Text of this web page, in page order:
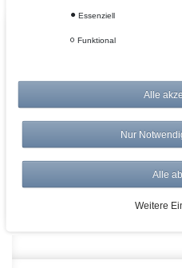
Vom Profi für
Versandkostenfrei
Risikolos: 14 Tage
Über 20.000 Artikel
Schnelle Lieferung
Essenziell
Funktional
Alle
Nur
Alle
Weitere